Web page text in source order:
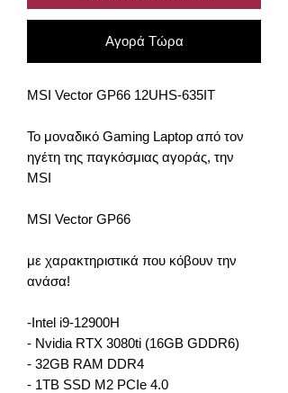
Αγορά Τώρα
MSI Vector GP66 12UHS-635IT
Το μοναδικό Gaming Laptop από τον
ηγέτη της παγκόσμιας αγοράς, την
MSI
MSI Vector GP66
με χαρακτηριστικά που κόβουν την
ανάσα!
-Intel i9-12900H
- Nvidia RTX 3080ti (16GB GDDR6)
- 32GB RAM DDR4
- 1TB SSD M2 PCIe 4.0